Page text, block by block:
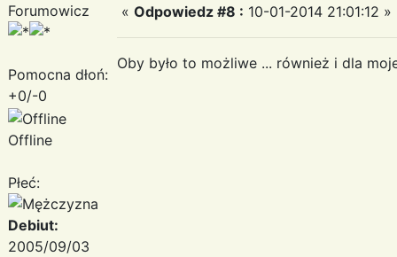
Forumowicz
Pomocna dłoń:
+0/-0
Offline
Płeć:
Debiut:
2005/09/03
« Odpowiedz #8 : 10-01-2014 21:01:12 »
Oby było to możliwe ... również i dla